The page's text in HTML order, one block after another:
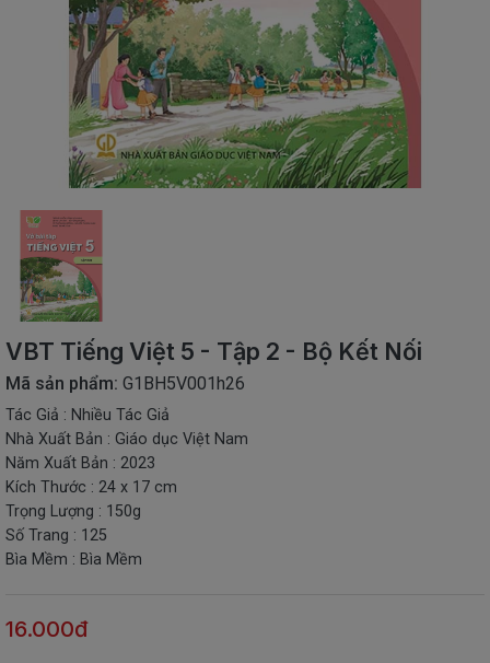
SÁCH
THIẾU
SÁCH
TIẾNG
SÁCH
NGOẠI
NGỮ
VPP
-
ĐỒ
DÙNG
SINH
QUÀ
TẶNG
-
ĐỒ
CHƠI
THIẾT
BỊ
-
VBT Tiếng Việt 5 - Tập 2 - Bộ Kết Nối
Mã sản phẩm: G1BH5V001h26
Tác Giả : Nhiều Tác Giả
Nhà Xuất Bản : Giáo dục Việt Nam
Năm Xuất Bản : 2023
Kích Thước : 24 x 17 cm
Trọng Lượng : 150g
Số Trang : 125
Bìa Mềm : Bìa Mềm
16.000đ